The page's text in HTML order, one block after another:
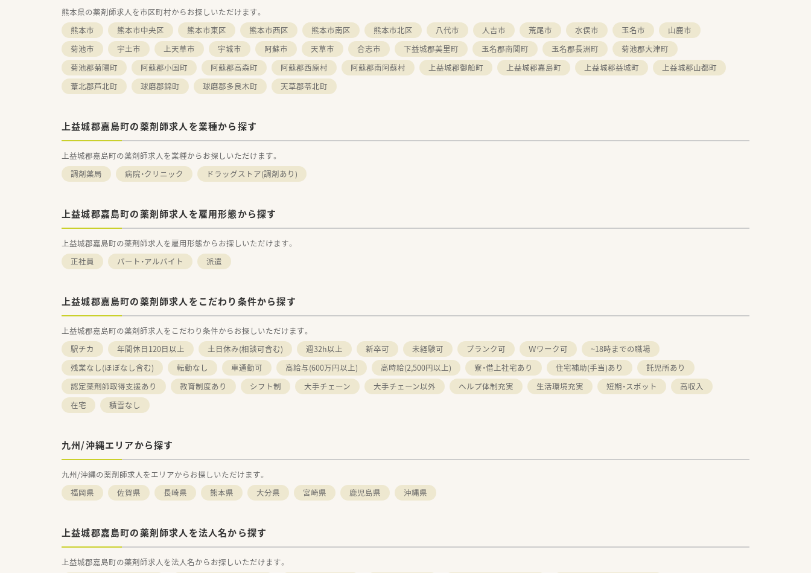
熊本県の薬剤師求人を市区町村からお探しいただけます。
熊本市
熊本市中央区 熊本市東区 熊本市西区 熊本市南区 熊本市北区 八代市 人吉市 荒尾市 水俣市 玉名市
山鹿市
菊池市
宇土市 上天草市 宇城市 阿蘇市 天草市 合志市 下益城郡美里町 玉名郡南関町 玉名郡長洲町
菊池郡大津町
菊池郡菊陽町
阿蘇郡小国町 阿蘇郡高森町 阿蘇郡西原村 阿蘇郡南阿蘇村 上益城郡御船町 上益城郡嘉島町 上益城郡益城町
上益城郡山都町
葦北郡芦北町
球磨郡錦町 球磨郡多良木町 天草郡苓北町
上益城郡嘉島町の薬剤師求人を業種から探す
上益城郡嘉島町の薬剤師求人を業種からお探しいただけます。
調剤薬局
病院・クリニック ドラッグストア(調剤あり)
上益城郡嘉島町の薬剤師求人を雇用形態から探す
上益城郡嘉島町の薬剤師求人を雇用形態からお探しいただけます。
正社員
パート・アルバイト 派遣
上益城郡嘉島町の薬剤師求人をこだわり条件から探す
上益城郡嘉島町の薬剤師求人をこだわり条件からお探しいただけます。
駅チカ
年間休日120日以上 土日休み(相談可含む) 週32h以上 新卒可 未経験可 ブランク可 Ｗワーク可
~18時までの職場
残業なし(ほぼなし含む)
転勤なし 車通勤可 高給与(600万円以上) 高時給(2,500円以上) 寮・借上社宅あり 住宅補助(手当)あり
託児所あり
認定薬剤師取得支援あり
教育制度あり シフト制 大手チェーン 大手チェーン以外 ヘルプ体制充実 生活環境充実 短期・スポット
高収入
在宅
積雪なし
九州/沖縄エリアから探す
九州/沖縄の薬剤師求人をエリアからお探しいただけます。
福岡県
佐賀県 長崎県 熊本県 大分県 宮崎県 鹿児島県 沖縄県
上益城郡嘉島町の薬剤師求人を法人名から探す
上益城郡嘉島町の薬剤師求人を法人名からお探しいただけます。